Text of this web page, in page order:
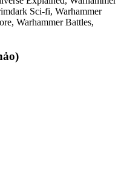
Sci-fi, Warhammer
Warhammer Battles,